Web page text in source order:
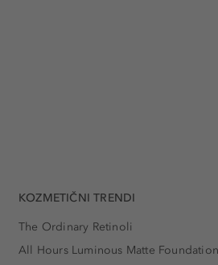
KOZMETIČNI TRENDI
The Ordinary Retinoli
All Hours Luminous Matte Foundation